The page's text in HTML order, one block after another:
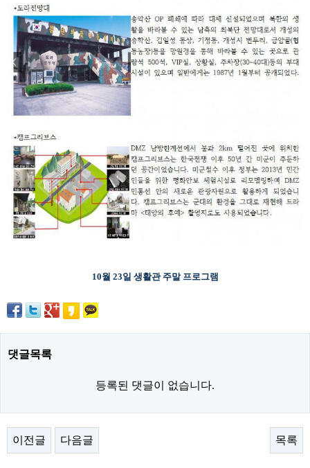
10월 23일 생활관 주말 프로그램
댓글목록
등록된 댓글이 없습니다.
이전글 다음글 목록